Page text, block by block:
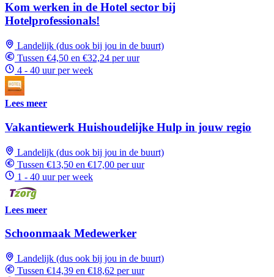
Kom werken in de Hotel sector bij
Hotelprofessionals!
Landelijk (dus ook bij jou in de buurt)
Tussen €4,50 en €32,24 per uur
4 - 40 uur per week
Lees meer
Vakantiewerk Huishoudelijke Hulp in jouw regio
Landelijk (dus ook bij jou in de buurt)
Tussen €13,50 en €17,00 per uur
1 - 40 uur per week
Lees meer
Schoonmaak Medewerker
Landelijk (dus ook bij jou in de buurt)
Tussen €14,39 en €18,62 per uur